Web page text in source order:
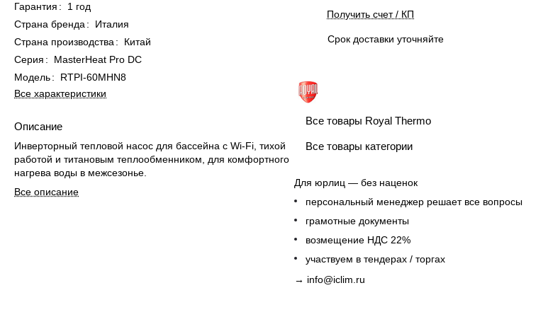
Гарантия :
1 год
Страна бренда :
Италия
Страна производства :
Китай
Серия :
MasterHeat Pro DC
Модель:
RTPI-60MHN8
Все характеристики
Описание
Инверторный тепловой насос для бассейна с Wi-Fi, тихой
работой и титановым теплообменником, для комфортного
нагрева воды в межсезонье.
Все описание
Получить счет / КП
Срок доставки уточняйте
Все товары Royal Thermo
Все товары категории
Для юрлиц — без наценок
персональный менеджер решает все вопросы
грамотные документы
возмещение НДС 22%
участвуем в тендерах / торгах
→ info@iclim.ru